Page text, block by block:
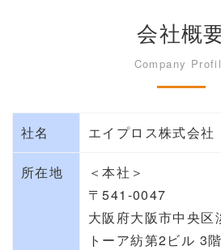
会社概
Company
社名 エイプロス株式会社
所在地
＜本社＞
〒541-0047
大阪府大阪市中央
トーア紡第2ビル 3階